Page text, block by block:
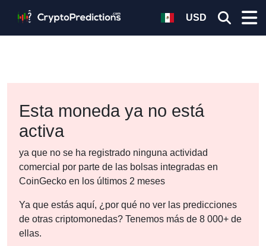
USD
Esta moneda ya no está
activa
ya que no se ha registrado ninguna actividad
comercial por parte de las bolsas integradas en
CoinGecko en los últimos 2 meses
Ya que estás aquí, ¿por qué no ver las predicciones
de otras criptomonedas? Tenemos más de 8 000+ de
ellas.